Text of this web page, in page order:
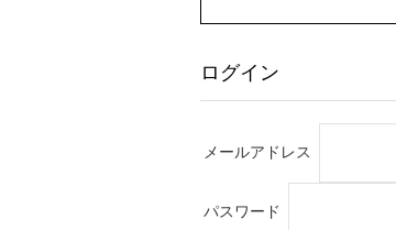
ログイン
メールアドレス
パスワード